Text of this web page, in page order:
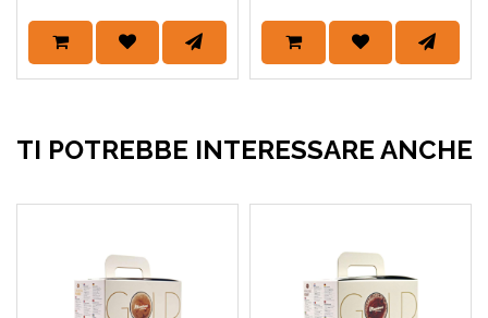
TI POTREBBE INTERESSARE ANCHE